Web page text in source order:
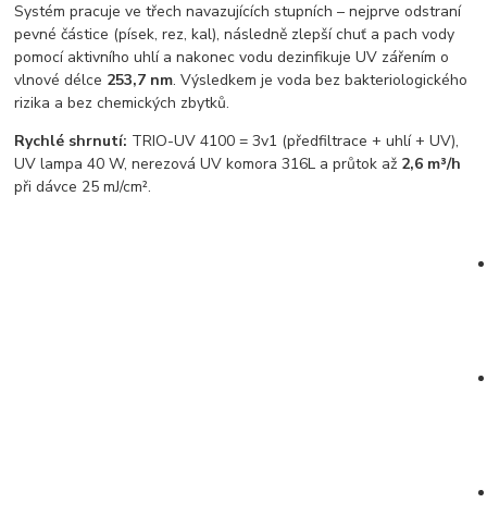
Systém pracuje ve třech navazujících stupních – nejprve odstraní
pevné částice (písek, rez, kal), následně zlepší chuť a pach vody
pomocí aktivního uhlí a nakonec vodu dezinfikuje UV zářením o
vlnové délce 253,7 nm. Výsledkem je voda bez bakteriologického
rizika a bez chemických zbytků.
Rychlé shrnutí: TRIO-UV 4100 = 3v1 (předfiltrace + uhlí + UV),
UV lampa 40 W, nerezová UV komora 316L a průtok až 2,6 m³/h
při dávce 25 mJ/cm².